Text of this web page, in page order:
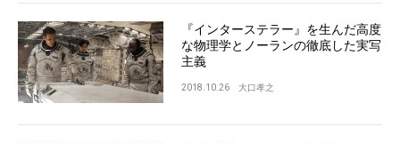
『インターステラー』を生んだ高度
な物理学とノーランの徹底した実写
主義
2018.10.26 大口孝之